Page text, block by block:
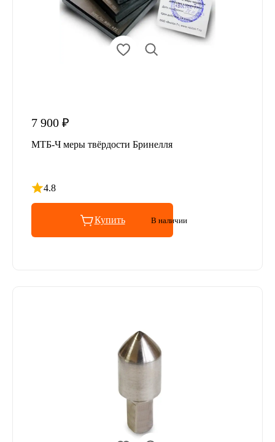
7 900 ₽
МТБ-Ч меры твёрдости Бринелля
4.8
Рейтинг 4.8 из 5
Купить В наличии